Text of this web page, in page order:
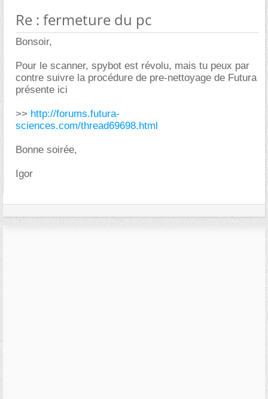
Re : fermeture du pc
Bonsoir,
Pour le scanner, spybot est révolu, mais tu peux par
contre suivre la procédure de pre-nettoyage de Futura
présente ici
>> http://forums.futura-
sciences.com/thread69698.html
Bonne soirée,
Igor